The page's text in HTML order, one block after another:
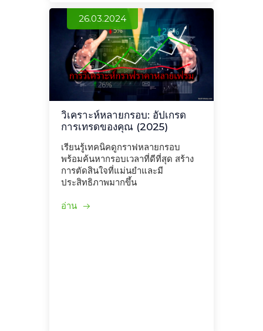
26.03.2024
วิเคราะห์หลายกรอบ: อัปเกรด
การเทรดของคุณ (2025)
เรียนรู้เทคนิคดูกราฟหลายกรอบ
พร้อมค้นหากรอบเวลาที่ดีที่สุด สร้าง
การตัดสินใจที่แม่นยำและมี
ประสิทธิภาพมากขึ้น
อ่าน